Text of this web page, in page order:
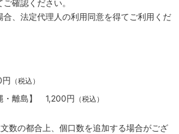
確認ください。
合、法定代理人の利用同意を得てご利用くだ
（税込）
・離島】 1,200円 （税込）
数の都合上、個口数を追加する場合がござ